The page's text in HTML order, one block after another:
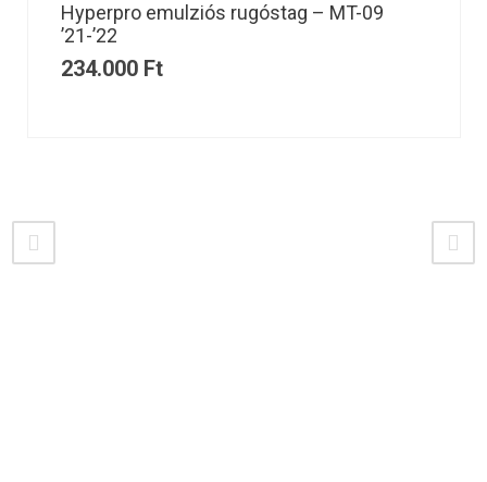
Hyperpro emulziós rugóstag – MT-09
’21-’22
234.000 Ft